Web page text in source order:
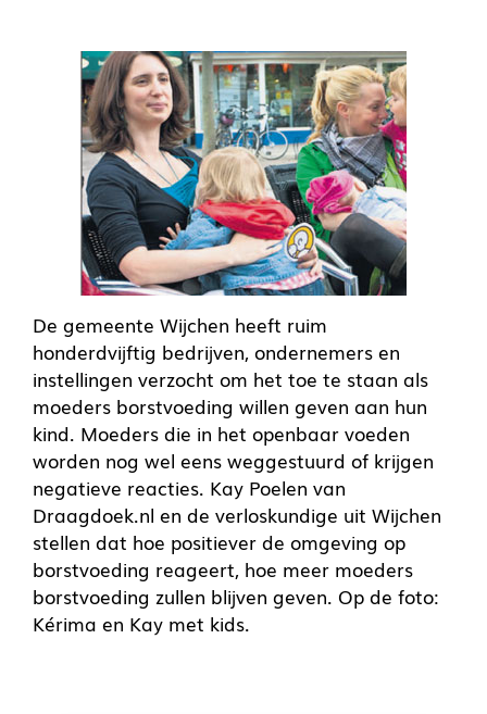
De gemeente Wijchen heeft ruim
honderdvijftig bedrijven, ondernemers en
instellingen verzocht om het toe te staan als
moeders borstvoeding willen geven aan hun
kind. Moeders die in het openbaar voeden
worden nog wel eens weggestuurd of krijgen
negatieve reacties. Kay Poelen van
Draagdoek.nl en de verloskundige uit Wijchen
stellen dat hoe positiever de omgeving op
borstvoeding reageert, hoe meer moeders
borstvoeding zullen blijven geven. Op de foto:
Kérima en Kay met kids.